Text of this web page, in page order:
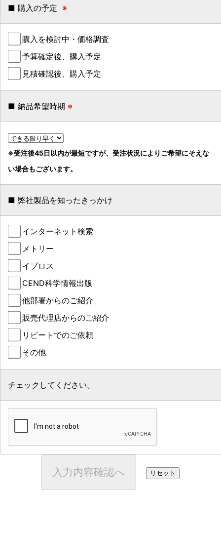
■ 購入の予定 ※
購入を検討中・価格調査
予算確定後、購入予定
見積確認後、購入予定
■ 納品希望時期 ※
※受注後45日以内が最短ですが、受注状況によりご希望にそえな
い場合もございます。
■ 弊社製品を知ったきっかけ
インターネット検索
メトリー
イプロス
CEND科学情報出版
他部署からのご紹介
販売代理店からのご紹介
リピートでのご依頼
その他
チェックしてください。